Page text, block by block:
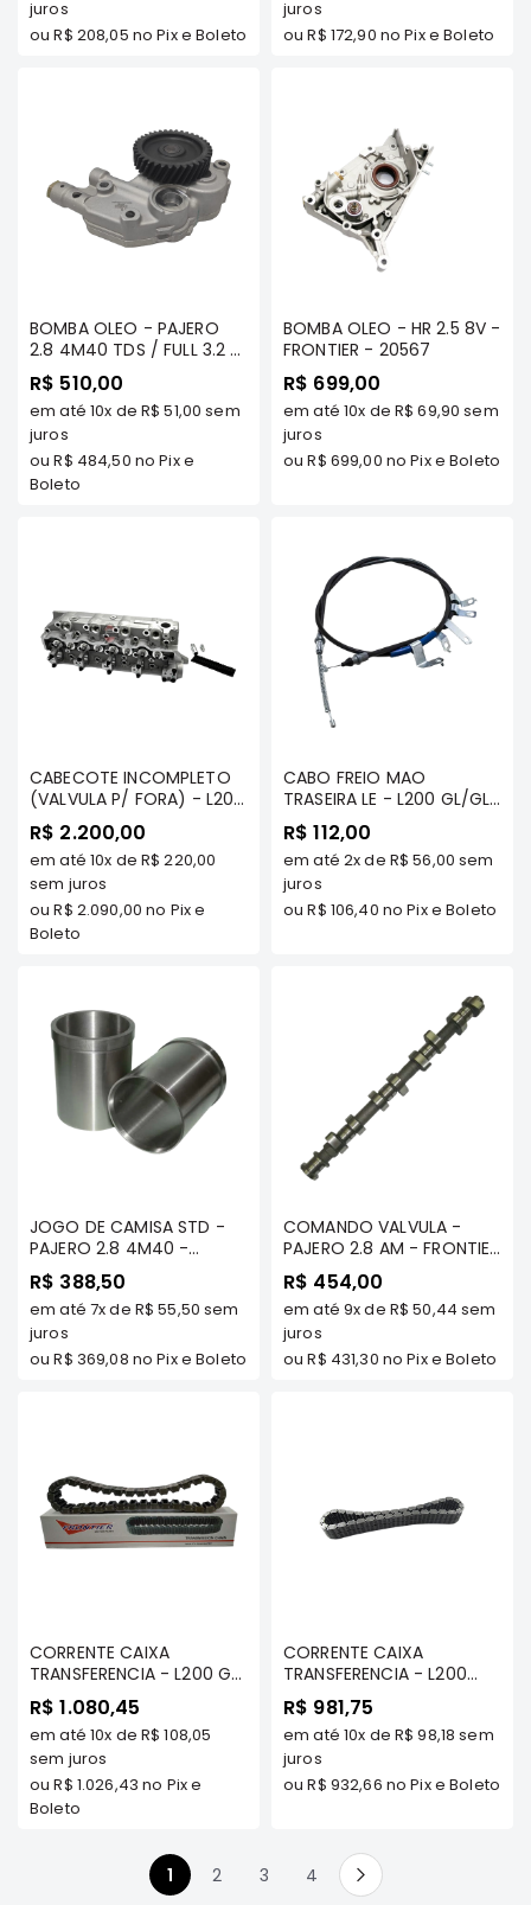
Elétrica
CROSS
Peças
Originais
Montadoras
Toyota
Hilux
BMW
NISSAN
Volvo
LAND
ROVER
JETTA
GALANT
AMAROK
TENACITY
MT
COMPONENTES
TECNOPART
FREMAX
DS
MAGNETI
EKSTRON
FRAS-
LE
NGK
DENSO
FAMA
WILLTEC
L200
juros
ouR$ 208,05 no Pix e Boleto
- FRONTIER
juros
ouR$ 172,90 no Pix e Boleto
BOMBA OLEO - PAJERO
2.8 4M40 TDS / FULL 3.2 /
L200 TRITON 3.2 -
FRONTIER
R$ 510,00
em até 10x de R$ 51,00 sem
juros
ouR$ 484,50 no Pix e
Boleto
BOMBA OLEO - HR 2.5 8V -
FRONTIER - 20567
R$ 699,00
em até 10x de R$ 69,90 sem
juros
ouR$ 699,00 no Pix e Boleto
CABECOTE INCOMPLETO
(VALVULA P/ FORA) - L200
93/95 - FRONTIER
R$ 2.200,00
em até 10x de R$ 220,00
sem juros
ouR$ 2.090,00 no Pix e
Boleto
CABO FREIO MAO
TRASEIRA LE - L200 GL/GLS
- FRONTIER
R$ 112,00
em até 2xde R$ 56,00 sem
juros
ouR$ 106,40 no Pix e Boleto
JOGO DE CAMISA STD -
PAJERO 2.8 4M40 -
FRONTIER
R$ 388,50
em até 7xde R$ 55,50 sem
juros
ouR$ 369,08 no Pix e Boleto
COMANDO VALVULA -
PAJERO 2.8 AM - FRONTIER
- A114M40 19020
R$ 454,00
em até 9xde R$ 50,44 sem
juros
ouR$ 431,30 no Pix e Boleto
CORRENTE CAIXA
TRANSFERENCIA - L200 GL/
GLS (41 ELOS) - FRONTIER
R$ 1.080,45
em até 10x de R$ 108,05
sem juros
ouR$ 1.026,43 no Pix e
Boleto
CORRENTE CAIXA
TRANSFERENCIA - L200
TRITON 2007 A 2009 -
FRONTIER
R$ 981,75
em até 10x de R$ 98,18 sem
juros
ouR$ 932,66 no Pix e Boleto
Você esta lendo a pagina
1 Página
2 Página
3 Página
4 Página
Próximo